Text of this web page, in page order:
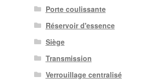
Porte coulissante
Réservoir d'essence
Siège
Transmission
Verrouillage centralisé